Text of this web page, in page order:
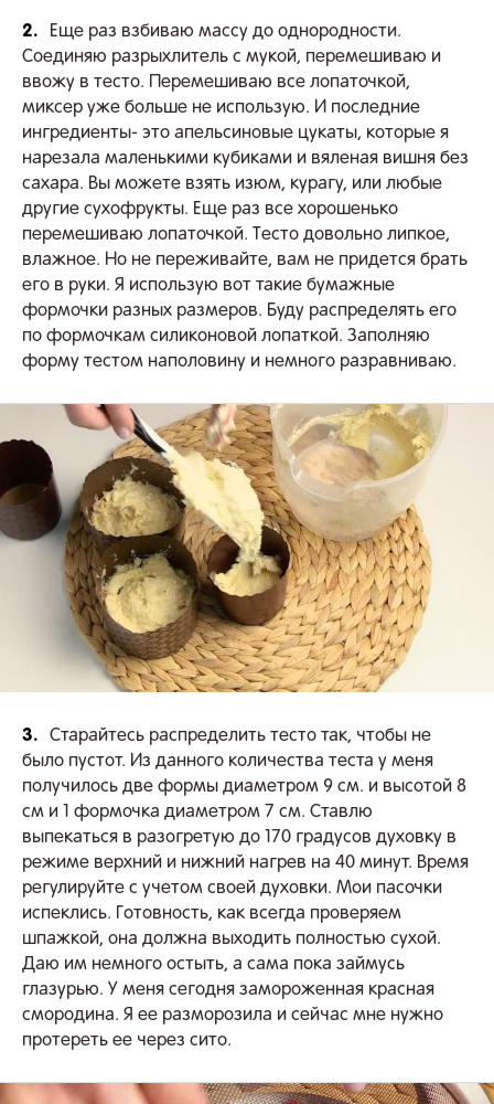
2.
Еще раз взбиваю массу до однородности.
Соединяю разрыхлитель с мукой, перемешиваю и
ввожу в тесто. Перемешиваю все лопаточкой,
миксер уже больше не использую. И последние
ингредиенты- это апельсиновые цукаты, которые я
нарезала маленькими кубиками и вяленая вишня без
сахара. Вы можете взять изюм, курагу, или любые
другие сухофрукты. Еще раз все хорошенько
перемешиваю лопаточкой. Тесто довольно липкое,
влажное. Но не переживайте, вам не придется брать
его в руки. Я использую вот такие бумажные
формочки разных размеров. Буду распределять его
по формочкам силиконовой лопаткой. Заполняю
форму тестом наполовину и немного разравниваю.
3.
Старайтесь распределить тесто так, чтобы не
было пустот. Из данного количества теста у меня
получилось две формы диаметром 9 см. и высотой 8
см и 1 формочка диаметром 7 см. Ставлю
выпекаться в разогретую до 170 градусов духовку в
режиме верхний и нижний нагрев на 40 минут. Время
регулируйте с учетом своей духовки. Мои пасочки
испеклись. Готовность, как всегда проверяем
шпажкой, она должна выходить полностью сухой.
Даю им немного остыть, а сама пока займусь
глазурью. У меня сегодня замороженная красная
смородина. Я ее разморозила и сейчас мне нужно
протереть ее через сито.